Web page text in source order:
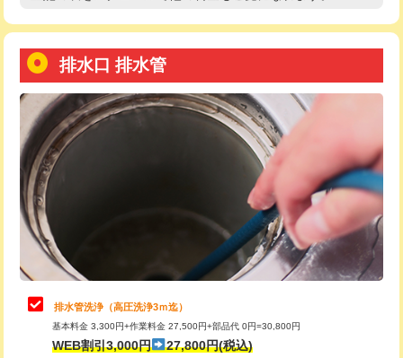
用/3ｍまで)
用（追加）/3ｍ超え)
給水管工事※（ライニング鋼管・銅
管・ポリ管・HT管使用/3ｍまで)
44,000円
給水管工事※（ライニング鋼管・銅
管・ポリ管・HT管使用/3ｍ超え)
+8,800円
排水管工事（土の掘削・埋め戻し作
業）
11,000円~
排水管工事（排水管工事/3ｍまで） 55,000円
排水管工事（追加 排水管工事/3ｍ超
え）
マス交換（土の掘削・埋め戻し作業）
トーラー機使用/3mまで
追加トーラー機使用/3m超え +3,300円
カメラ調査 33,000円
桝清掃 8,800円
止水・漏水調査・防水処理・清掃・修
理・調整・分解・加工など（軽作業）
11,000円
止水・漏水調査・防水処理・清掃・修
理・調整・分解・加工など（中作業）
22,000円
止水・漏水調査・防水処理・清掃・修
理・調整・分解・加工など（重作業）
33,000円
排水口 排水管
排水管洗浄（高圧洗浄3ｍ迄）
基本料金 3,300円+作業料金 27,500円+部品代 0円=30,800円
WEB割引3,000円 27,800円(税込)